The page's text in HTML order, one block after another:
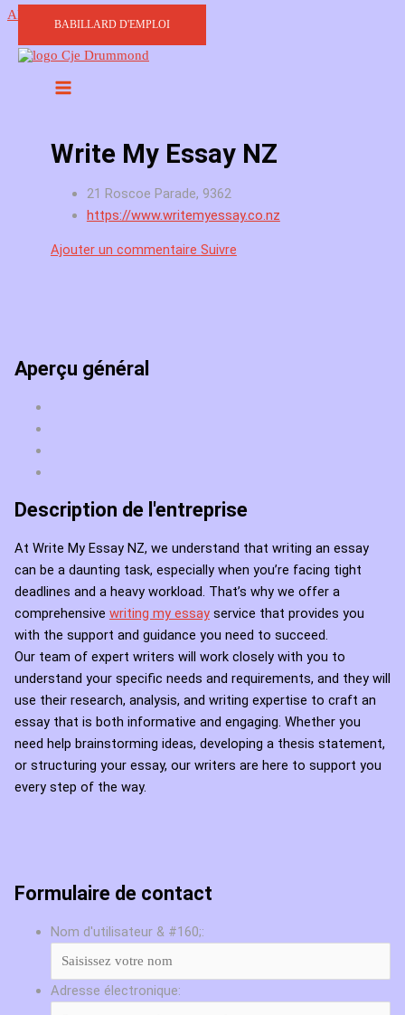
Aller au contenu
BABILLARD D'EMPLOI
Write My Essay NZ
21 Roscoe Parade, 9362
https://www.writemyessay.co.nz
Ajouter un commentaire Suivre
Aperçu général
Description de l'entreprise
At Write My Essay NZ, we understand that writing an essay
can be a daunting task, especially when you’re facing tight
deadlines and a heavy workload. That’s why we offer a
comprehensive writing my essayservice that provides you
with the support and guidance you need to succeed.
Our team of expert writers will work closely with you to
understand your specific needs and requirements, and they will
use their research, analysis, and writing expertise to craft an
essay that is both informative and engaging. Whether you
need help brainstorming ideas, developing a thesis statement,
or structuring your essay, our writers are here to support you
every step of the way.
Formulaire de contact
Nom d'utilisateur & #160;:
Adresse électronique: